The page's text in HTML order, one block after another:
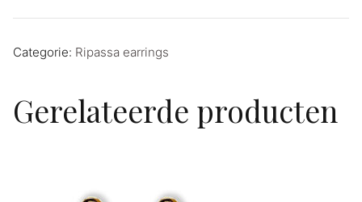
Categorie: Ripassa earrings
Gerelateerde producten